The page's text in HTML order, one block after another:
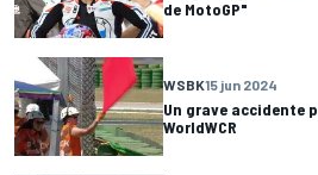
de MotoGP"
WSBK15 jun 2024
Un grave accidente
WorldWCR